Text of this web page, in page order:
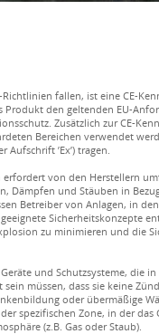
fallen, ist eine CE-
Produkt den geltenden EU-
Zusätzlich zur CE-
Bereichen verwendet
Aufschrift ’Ex’) tragen.
erfordert von den Herstellern
Dämpfen und Stäuben in
Betreiber von Anlagen, in
Sicherheitskonzepte
zu minimieren und die
und Schutzsysteme, die
müssen, dass sie keine
oder übermäßige
spezifischen Zone, in der das
(z.B. Gas oder Staub).